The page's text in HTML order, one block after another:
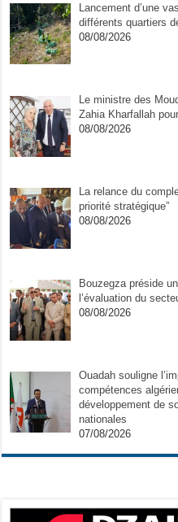
Lancement d’une
différents quartiers
08/08/2026
Le ministre des
Zahia Kharfallah
08/08/2026
La relance du
priorité stratégique”
08/08/2026
Bouzegza préside
l’évaluation du
08/08/2026
Ouadah souligne
compétences
développement de
nationales
07/08/2026